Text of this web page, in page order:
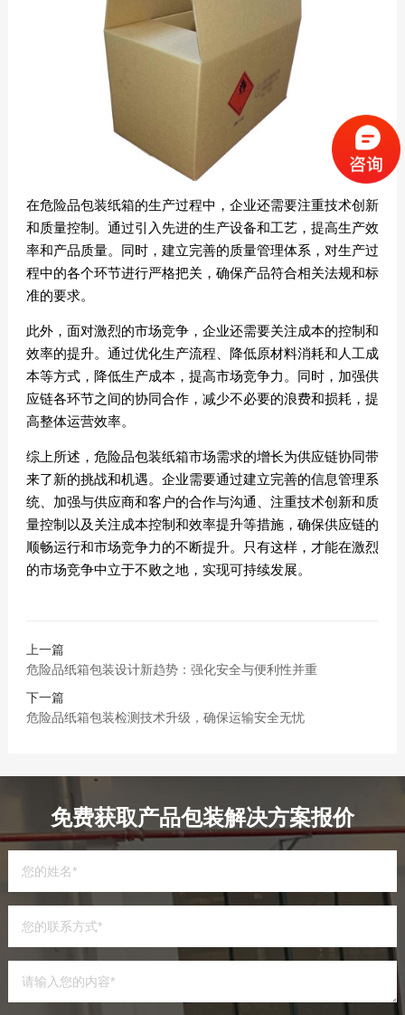
在危险品包装纸箱的生产过程中，企业还需要注重技术创新
和质量控制。通过引入先进的生产设备和工艺，提高生产效
率和产品质量。同时，建立完善的质量管理体系，对生产过
程中的各个环节进行严格把关，确保产品符合相关法规和标
准的要求。
此外，面对激烈的市场竞争，企业还需要关注成本的控制和
效率的提升。通过优化生产流程、降低原材料消耗和人工成
本等方式，降低生产成本，提高市场竞争力。同时，加强供
应链各环节之间的协同合作，减少不必要的浪费和损耗，提
高整体运营效率。
综上所述，危险品包装纸箱市场需求的增长为供应链协同带
来了新的挑战和机遇。企业需要通过建立完善的信息管理系
统、加强与供应商和客户的合作与沟通、注重技术创新和质
量控制以及关注成本控制和效率提升等措施，确保供应链的
顺畅运行和市场竞争力的不断提升。只有这样，才能在激烈
的市场竞争中立于不败之地，实现可持续发展。
上一篇
危险品纸箱包装设计新趋势：强化安全与便利性并重
下一篇
危险品纸箱包装检测技术升级，确保运输安全无忧
免费获取产品包装解决方案报价